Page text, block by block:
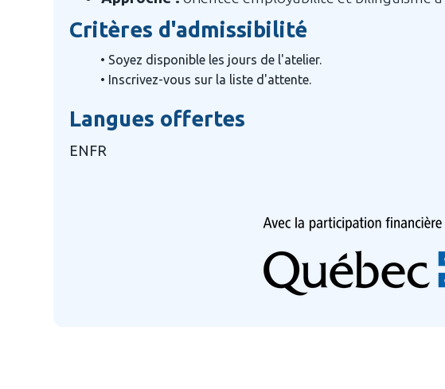
Critères d'admissibilité
• Soyez disponible les jours de l'atelier.
• Inscrivez-vous sur la liste d'attente.
Langues offertes
EN FR